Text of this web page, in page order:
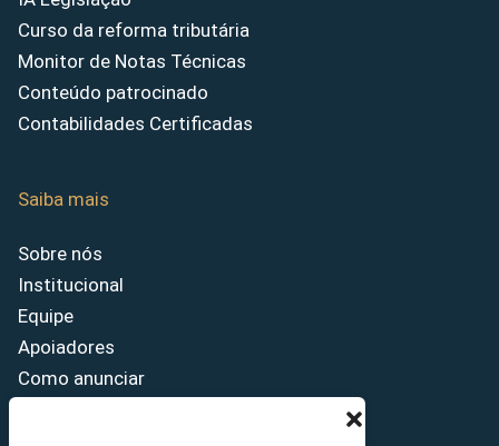
Curso da reforma tributária
Monitor de Notas Técnicas
Conteúdo patrocinado
Contabilidades Certificadas
Saiba mais
Sobre nós
Institucional
Equipe
Apoiadores
Como anunciar